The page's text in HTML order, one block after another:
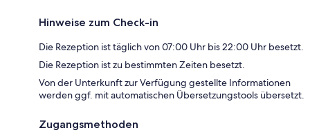
Hinweise zum Check-in
Die Rezeption ist täglich von 07:00 Uhr bis 22:00 Uhr besetzt.
Die Rezeption ist zu bestimmten Zeiten besetzt.
Von der Unterkunft zur Verfügung gestellte Informationen
werden ggf. mit automatischen Übersetzungstools übersetzt.
Zugangsmethoden